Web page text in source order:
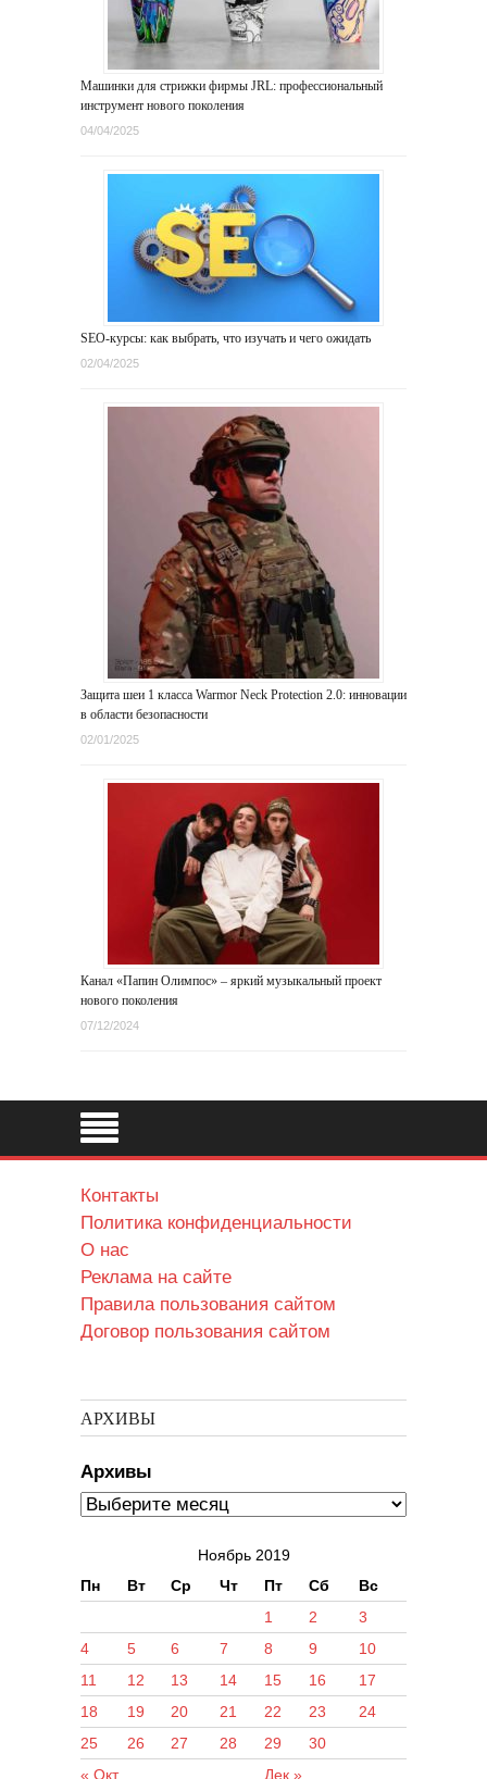
Машинки для стрижки фирмы JRL: профессиональный
инструмент нового поколения
04/04/2025
SEO-курсы: как выбрать, что изучать и чего ожидать
02/04/2025
Защита шеи 1 класса Warmor Neck Protection 2.0: инновации
в области безопасности
02/01/2025
Канал «Папин Олимпос» – яркий музыкальный проект
нового поколения
07/12/2024
Контакты
Политика конфиденциальности
О нас
Реклама на сайте
Правила пользования сайтом
Договор пользования сайтом
АРХИВЫ
Архивы
Ноябрь 2019
Пн
Вт Ср Чт Пт Сб Вс
« Окт Дек »
1 2
3
4
5 6 7 8 9
10
11
12 13 14 15 16
17
18
19 20 21 22 23
24
25
26 27 28 29 30